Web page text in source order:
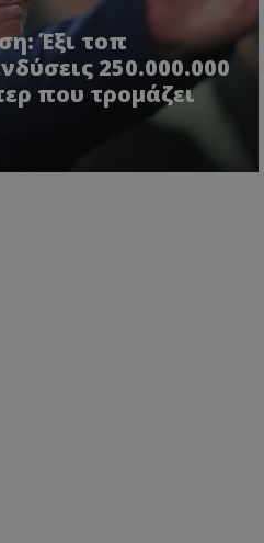
Έξι τοπ
250.000.000
που τρομάζει